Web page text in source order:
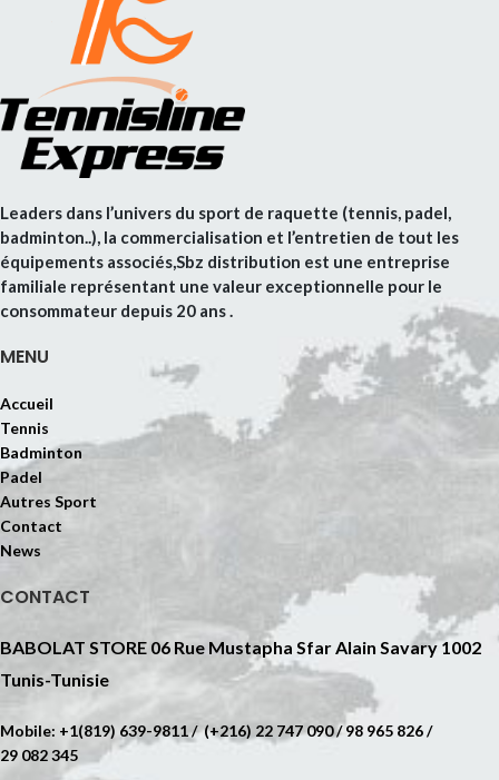
Leaders dans l’univers du sport de raquette (tennis, padel,
badminton..), la commercialisation et l’entretien de tout les
équipements associés,Sbz distribution est une entreprise
familiale représentant une valeur exceptionnelle pour le
consommateur depuis 20 ans .
MENU
Accueil
Tennis
Badminton
Padel
Autres Sport
Contact
News
CONTACT
BABOLAT STORE 06 Rue Mustapha Sfar Alain Savary 1002
Tunis-Tunisie
Mobile: +1(819) 639-9811 / (+216) 22 747 090 / 98 965 826 /
29 082 345